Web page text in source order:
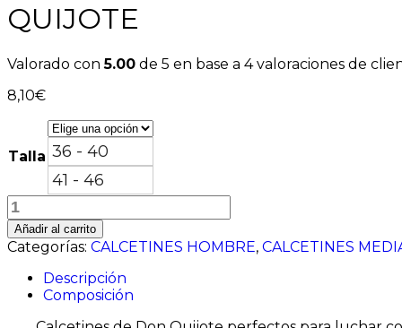
QUIJOTE
Valorado con5.00 de 5 en base a 4valoraciones de
8,10€
Talla 36 - 40
41 - 46
QUIJOTE
cantidad
Añadir al carrito
Categorías: CALCETINES HOMBRE, CALCETINES
Descripción
Composición